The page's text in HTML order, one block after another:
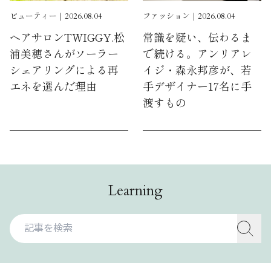
ビューティー｜2026.08.04
ヘアサロンTWIGGY.松
浦美穂さんがソーラー
シェアリングによる再
エネを選んだ理由
ファッション｜2026.08.04
常識を疑い、伝わるま
で続ける。アンリアレ
イジ・森永邦彦が、若
手デザイナー17名に手
渡すもの
Learning